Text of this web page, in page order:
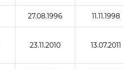
27.08.1996 11.11.1998
23.11.2010 13.07.2011